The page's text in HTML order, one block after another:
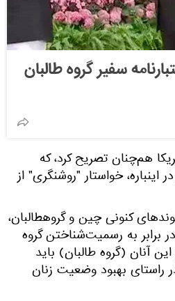
سفیر گروه طالبان
هم‌چنان تصریح کرد، که
اینباره، خواستار "روشنگری" از
کنونی چین و گروهطالبان،
برابر به رسمیت‌شناختن گروه
آنان (گروه طالبان) باید
بهبود وضعیت زنان